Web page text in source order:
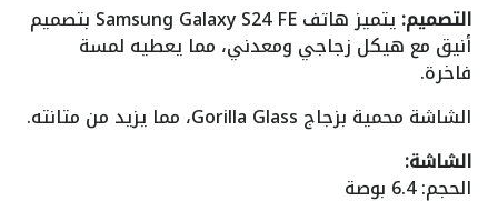
التصميم:
يتميز هاتف Samsung Galaxy S24 FE بتصميم
أنيق مع هيكل زجاجي ومعدني، مما يعطيه لمسة
فاخرة.
الشاشة محمية بزجاج Gorilla Glass، مما يزيد من متانته.
الشاشة:
الحجم: 6.4 بوصة